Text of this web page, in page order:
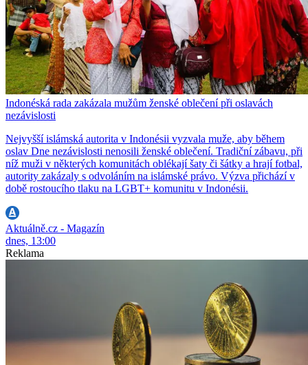
Indonéská rada zakázala mužům ženské oblečení při oslavách
nezávislosti
Nejvyšší islámská autorita v Indonésii vyzvala muže, aby během
oslav Dne nezávislosti nenosili ženské oblečení. Tradiční zábavu, při
níž muži v některých komunitách oblékají šaty či šátky a hrají fotbal,
autority zakázaly s odvoláním na islámské právo. Výzva přichází v
době rostoucího tlaku na LGBT+ komunitu v Indonésii.
Aktuálně.cz - Magazín
dnes, 13:00
Reklama